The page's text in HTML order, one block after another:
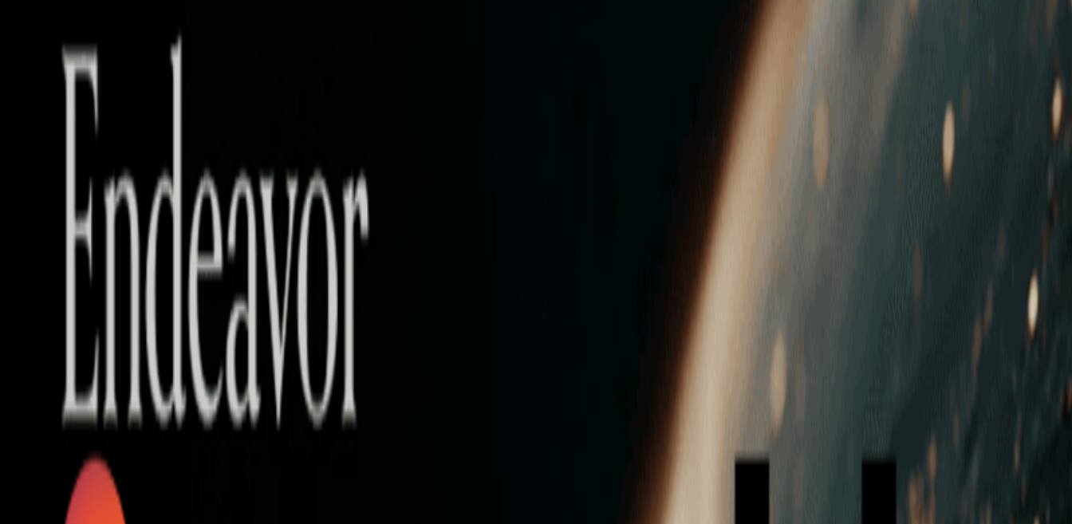
Who we are
AT PARTNERSが提供するファンド・オブ・ファンズを活用した
オープンイノベーション活動のフロー
詳しく見る